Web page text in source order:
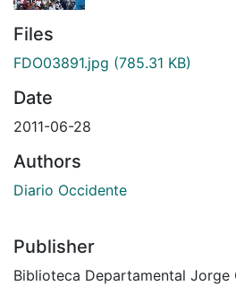
Files
FDO03891.jpg (785.31 KB)
Date
2011-06-28
Authors
Diario Occidente
Publisher
Biblioteca Departamental Jorge